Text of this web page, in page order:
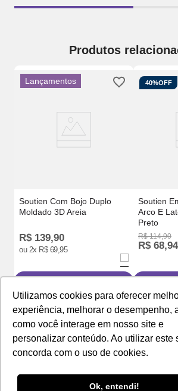
Utilizamos cookies para oferecer
experiência, melhorar o desempenho,
como você interage em nosso site e
personalizar conteúdo. Ao utilizar este
concorda com o uso de cookies.
Ok, entendi!
Produtos
Lançamentos
Soutien Com Bojo Duplo
Moldado 3D Areia
R$ 139,90
ou 2x R$ 69, 95
Adicionar à sacola
40%OFF
Soutien
Arco E
Preto
R$ 114,90
R$ 68,94
Newsletter